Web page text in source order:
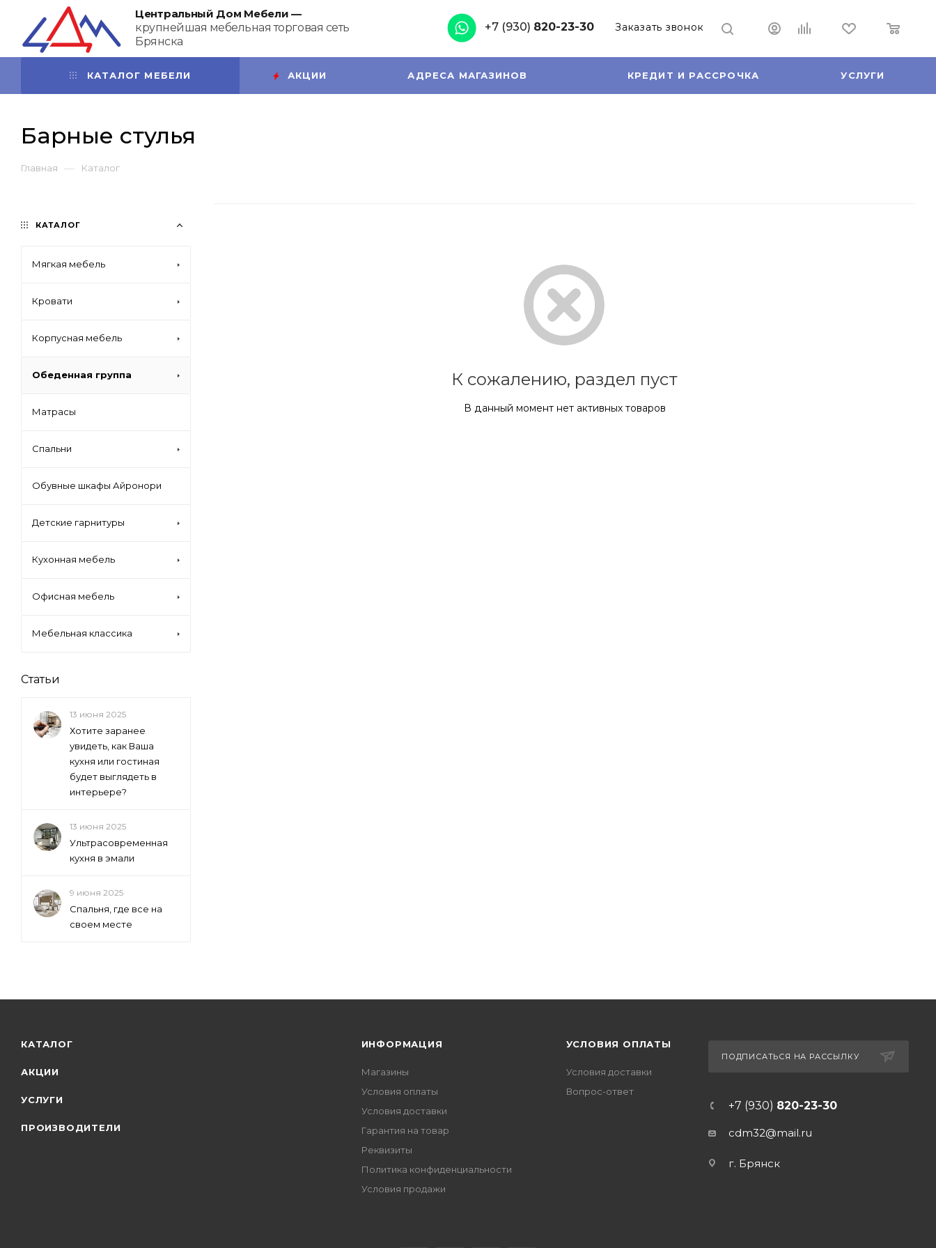
Центральный Дом Мебели —
крупнейшая мебельная торговая сеть
Брянска
+7 (930) 820-23-30 Заказать звонок
КАТАЛОГ МЕБЕЛИ АКЦИИ АДРЕСА МАГАЗИНОВ КРЕДИТ И РАССРОЧКА УСЛУГИ
Барные стулья
Главная — Каталог
К сожалению, раздел пуст
В данный момент нет активных товаров
КАТАЛОГ
Мягкая мебель
Кровати
Корпусная мебель
Обеденная группа
Матрасы
Спальни
Обувные шкафы Айронори
Детские гарнитуры
Кухонная мебель
Офисная мебель
Мебельная классика
Статьи
13 июня 2025
Хотите заранее
увидеть, как Ваша
кухня или гостиная
будет выглядеть в
интерьере?
13 июня 2025
Ультрасовременная
кухня в эмали
9 июня 2025
Спальня, где все на
своем месте
КАТАЛОГ
АКЦИИ
УСЛУГИ
ПРОИЗВОДИТЕЛИ
ИНФОРМАЦИЯ
Магазины
Условия оплаты
Условия доставки
Гарантия на товар
Реквизиты
Политика конфиденциальности
Условия продажи
УСЛОВИЯ ОПЛАТЫ
Условия доставки
Вопрос-ответ
ПОДПИСАТЬСЯ НА РАССЫЛКУ
+7 (930) 820-23-30
cdm32@mail.ru
г. Брянск